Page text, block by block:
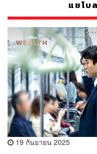
แชโบ
19 กันยายน 2025